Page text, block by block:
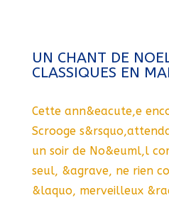
UN CHANT DE
CLASSIQUES EN
Cette ann&eacute,e
Scrooge
un soir de No&euml,l
seul, &agrave, ne rien
&laquo, merveilleux